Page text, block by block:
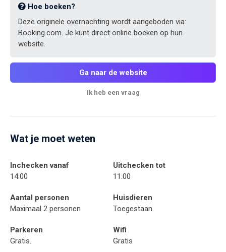
Hoe boeken?
Deze originele overnachting wordt aangeboden via:
Booking.com. Je kunt direct online boeken op hun
website.
Ga naar de website
Ik heb een vraag
Wat je moet weten
Inchecken vanaf
14:00
Uitchecken tot
11:00
Aantal personen
Maximaal 2 personen
Huisdieren
Toegestaan.
Parkeren
Gratis.
Wifi
Gratis